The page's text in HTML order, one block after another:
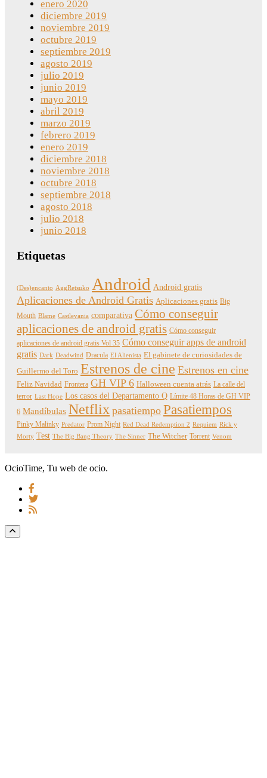
enero 2020
diciembre 2019
noviembre 2019
octubre 2019
septiembre 2019
agosto 2019
julio 2019
junio 2019
mayo 2019
abril 2019
marzo 2019
febrero 2019
enero 2019
diciembre 2018
noviembre 2018
octubre 2018
septiembre 2018
agosto 2018
julio 2018
junio 2018
Etiquetas
(Des)encanto AggRetsuko Android Android gratis
Aplicaciones de Android Gratis Aplicaciones gratis Big
Mouth Blame Castlevania comparativa Cómo conseguir
aplicaciones de android gratis Cómo conseguir
aplicaciones de android gratis Vol 35 Cómo conseguir apps de android
gratis Dark Deadwind Dracula El Alienista El gabinete de curiosidades de
Guillermo del Toro Estrenos de cine Estrenos en cine
Feliz Navidad Frontera GH VIP 6 Halloween cuenta atrás La calle del
terror Last Hope Los casos del Departamento Q Límite 48 Horas de GH VIP
6 Mandíbulas Netflix pasatiempo Pasatiempos
Pinky Malinky Predator Prom Night Red Dead Redemption 2 Requiem Rick y
Morty Test The Big Bang Theory The Sinner The Witcher Torrent Venom
OcioTime, Tu web de ocio.